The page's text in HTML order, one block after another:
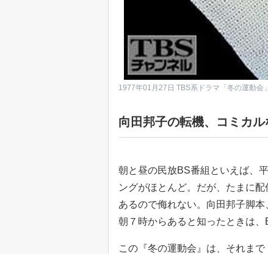
1977年01月27日 TBS系ドラマ「冬の運動会
向田邦子の転機、コミカ
朝と昼の民放BS番組といえば、
ングがほとんど。だが、たまに
あるので侮れない。向田邦子脚
朝７時からあると知ったときは、
この『冬の運動会』は、それま